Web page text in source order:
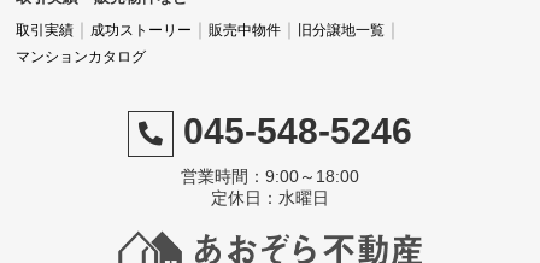
取引実績 成功ストーリー 販売中物件
旧分譲地一覧
マンションカタログ
045-548-5246
営業時間：9:00～18:00
定休日：水曜日